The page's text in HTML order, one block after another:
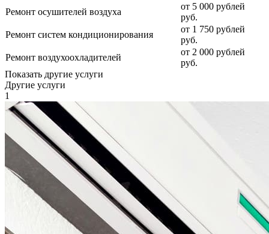
Ремонт осушителей воздуха
от 5 000 рублей
руб.
Ремонт систем кондиционирования
от 1 750 рублей
руб.
Ремонт воздухоохладителей
от 2 000 рублей
руб.
Показать другие услуги
Другие услуги
1